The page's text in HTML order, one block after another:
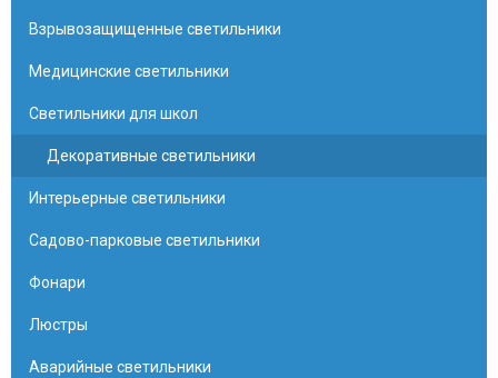
Взрывозащищенные светильники
Медицинские светильники
Светильники для школ
Декоративные светильники
Интерьерные светильники
Садово-парковые светильники
Фонари
Люстры
Аварийные светильники